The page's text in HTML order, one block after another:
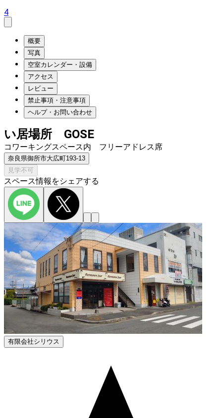
4
概要
写真
空室カレンダー・設備
アクセス
レビュー
禁止事項・注意事項
ヘルプ・お問い合わせ
い居場所 GOSE
コワーキングスペース内 フリーアドレス席
奈良県御所市大広町193‐13
見学不可
スペース情報をシェアする
有限会社シリウス